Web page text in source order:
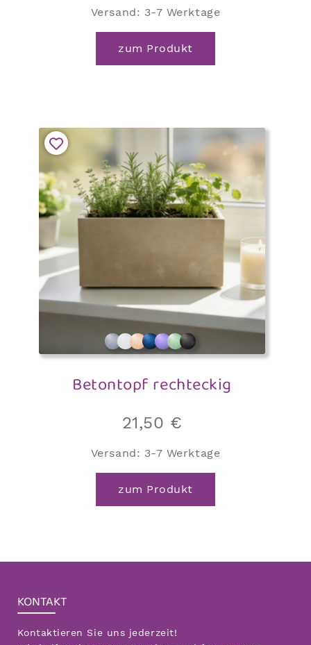
Versand: 3-7 Werktage
zum Produkt
Betontopf rechteckig
21,50 €
Versand: 3-7 Werktage
zum Produkt
KONTAKT
Kontaktieren Sie uns jederzeit!